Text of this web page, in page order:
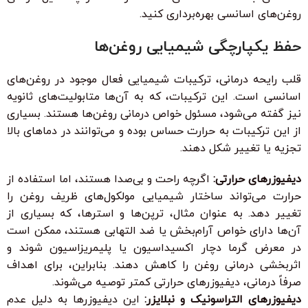
روغن‌های اسانسی بهره‌برداری کنید.
حفظ یکپارچگی شیمیایی روغن‌ها
قلب رایحه درمانی، ترکیبات شیمیایی فعال موجود در روغن‌های
اسانسی است. این ترکیبات، که به آن‌ها متابولیت‌های ثانویه
نیز گفته می‌شود، مسئول خواص درمانی روغن‌ها هستند. بسیاری
از این ترکیبات به حرارت حساس بوده و می‌توانند در دماهای بالا
تجزیه یا تغییر شکل دهند.
دیفیوزرهای حرارتی: اگرچه راحت و بی‌صدا هستند، اما استفاده از
حرارت می‌تواند ساختار شیمیایی مولکول‌های ظریف روغن را
تغییر دهد. به عنوان مثال، ترپن‌ها و استرها، که بسیاری از
آن‌ها دارای خواص آرام‌بخش یا ضد التهابی هستند، ممکن است
در معرض گرما دچار اکسیداسیون یا پلیمریزاسیون شوند و
اثربخشی درمانی روغن را کاهش دهند. بنابراین، برای اهداف
صرفاً درمانی، دیفیوزرهای حرارتی کمتر توصیه می‌شوند.
دیفیوزرهای التراسونیک و نبلایزر:این دیفیوزرها به دلیل عدم